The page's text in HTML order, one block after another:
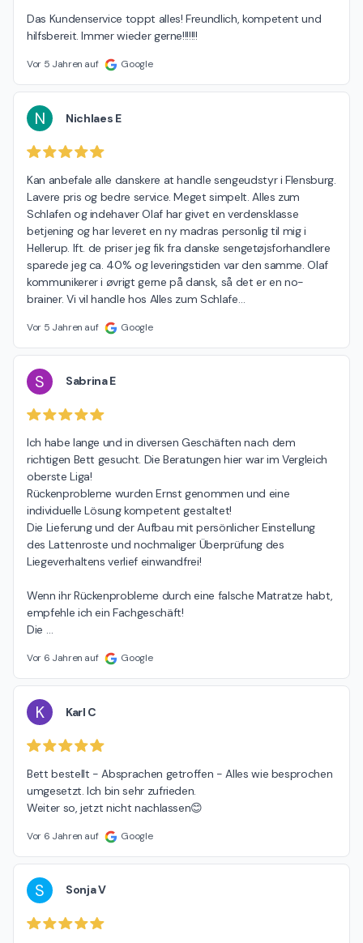
Das Kundenservice toppt alles! Freundlich, kompetent und
hilfsbereit. Immer wieder gerne!!!!!!!
Vor 5 Jahren auf Google
N Nichlaes E
Kan anbefale alle danskere at handle sengeudstyr i Flensburg.
Lavere pris og bedre service. Meget simpelt. Alles zum
Schlafen og indehaver Olaf har givet en verdensklasse
betjening og har leveret en ny madras personlig til mig i
Hellerup. Ift. de priser jeg fik fra danske sengetøjsforhandlere
sparede jeg ca. 40% og leveringstiden var den samme. Olaf
kommunikerer i øvrigt gerne på dansk, så det er en no-
brainer. Vi vil handle hos Alles zum Schlafe
Vor 5 Jahren auf Google
S Sabrina E
Ich habe lange und in diversen Geschäften nach dem
richtigen Bett gesucht. Die Beratungen hier war im Vergleich
oberste Liga!
Rückenprobleme wurden Ernst genommen und eine
individuelle Lösung kompetent gestaltet!
Die Lieferung und der Aufbau mit persönlicher Einstellung
des Lattenroste und nochmaliger Überprüfung des
Liegeverhaltens verlief einwandfrei!
Wenn ihr Rückenprobleme durch eine falsche Matratze habt,
empfehle ich ein Fachgeschäft!
Die …
Vor 6 Jahren auf Google
K Karl C
Bett bestellt - Absprachen getroffen - Alles wie besprochen
umgesetzt. Ich bin sehr zufrieden.
Weiter so, jetzt nicht nachlassen😊
Vor 6 Jahren auf Google
S Sonja V